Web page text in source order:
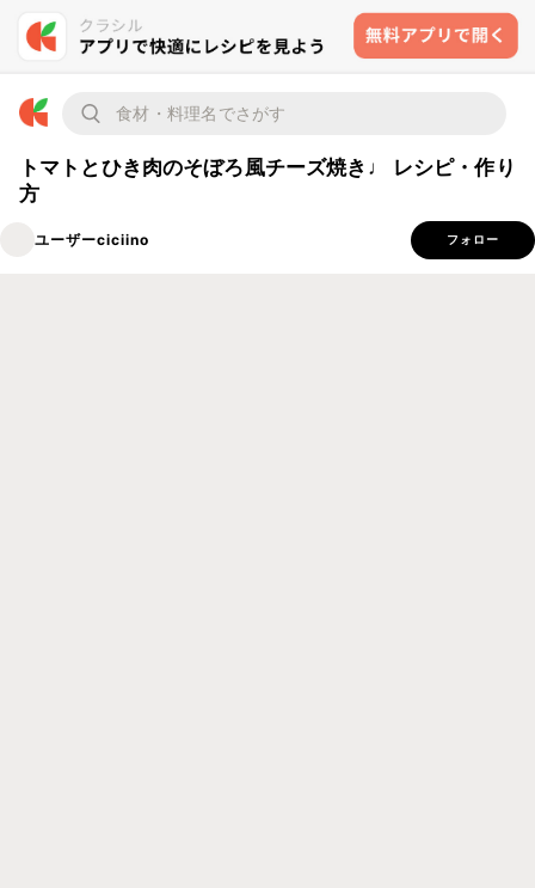
トマトとひき肉のそぼろ風チーズ焼き♩ レシピ・作り
方
ユーザーciciino フォロー